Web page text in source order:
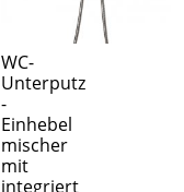
WC-
Unterputz
-
Einhebel
mischer
mit
integriert